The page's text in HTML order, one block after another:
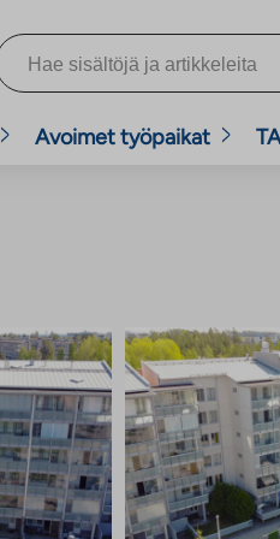
Avoimet työpaikat